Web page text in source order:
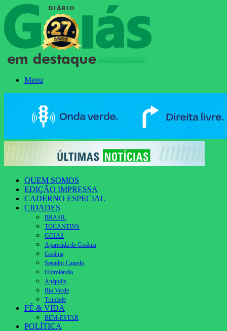
Menu
QUEM SOMOS
EDIÇÃO IMPRESSA
CADERNO ESPECIAL
CIDADES
BRASIL
TOCANTINS
GOIÁS
Aparecida de Goiânia
Goiânia
Senador Canedo
Hidrolândia
Anápolis
Rio Verde
Trindade
FÉ & VIDA
BEM-ESTAR
POLÍTICA